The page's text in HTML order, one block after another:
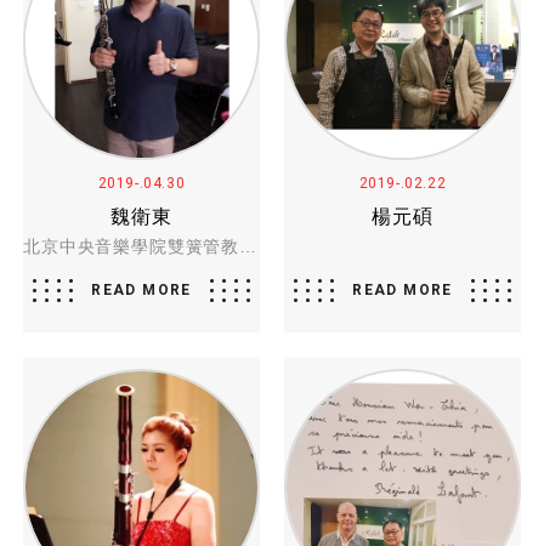
2019-.04.30
魏衛東
READ MORE
2019-.02.22
楊元碩
READ MORE